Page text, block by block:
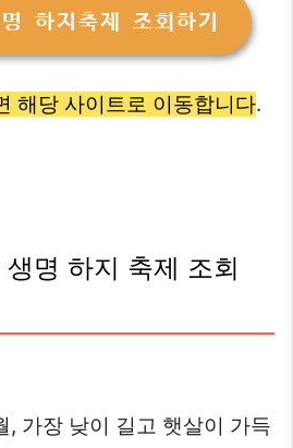
하지축제 조회하기
해당 사이트로 이동합니다.
명 하지 축제 조회
, 가장 낮이 길고 햇살이 가득